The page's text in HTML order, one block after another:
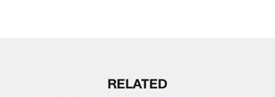
RELATED